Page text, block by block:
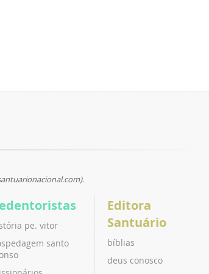
pe. vitor
santo
Editora
Santuário
bíblias
deus conosco